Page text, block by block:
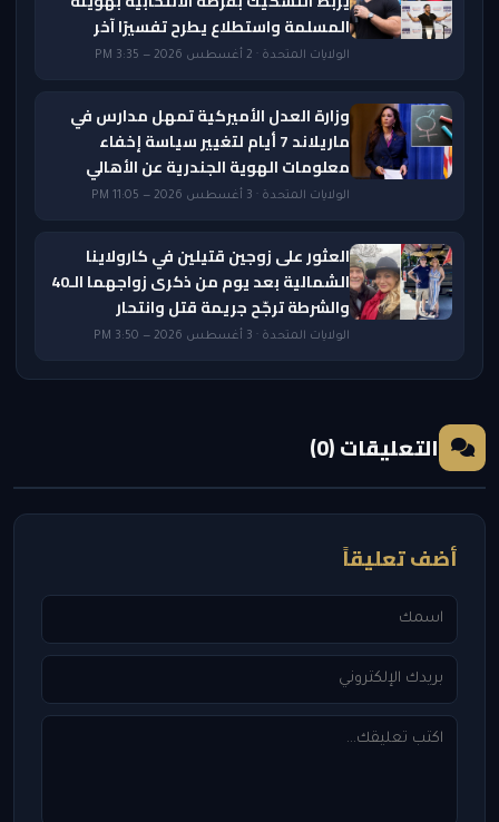
المسلمة واستطلاع يطرح تفسيرًا آخر
الولايات المتحدة · 2 أغسطس 2026 — 3:35 PM
وزارة العدل الأميركية تمهل مدارس في
ماريلاند 7 أيام لتغيير سياسة إخفاء
معلومات الهوية الجندرية عن الأهالي
الولايات المتحدة · 3 أغسطس 2026 — 11:05 PM
العثور على زوجين قتيلين في كارولاينا
الشمالية بعد يوم من ذكرى زواجهما الـ40
والشرطة ترجّح جريمة قتل وانتحار
الولايات المتحدة · 3 أغسطس 2026 — 3:50 PM
التعليقات (0)
أضف تعليقاً